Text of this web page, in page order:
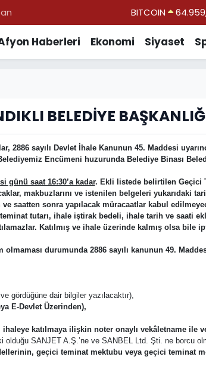
BITCOIN
BİST100
Haberleri Ekonomi Siyaset
BELEDİYE
2886 sayılı Devlet İhale Kanunun 45. Maddesi
Encümeni huzurunda Belediye Binası
günü saat 16:30’a kadar. Ekli listede belirtilen Geçici
makbuzlarını ve istenilen belgeleri yukarıdaki
saatten sonra yapılacak müracaatlar kabul
tutarı, ihale iştirak bedeli, ihale tarih ve saati
Katılmış ve ihale üzerinde kalmış olsa bile
olmaması durumunda 2886 sayılı kanunun 49.
gördüğüne dair bilgiler yazılacaktır),
E-Devlet Üzerinden),
katılmaya ilişkin noter onaylı vekâletname ile
SANJET A.Ş.’ne ve SANBEL Ltd. Şti. ne borcu
geçici teminat mektubu veya geçici teminat